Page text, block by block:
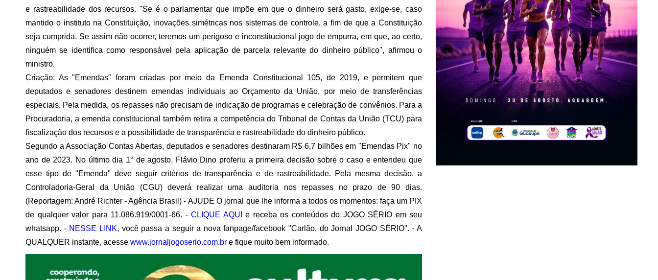
e rastreabilidade dos recursos. "Se é o parlamentar que impõe em que o dinheiro será gasto, exige-se, caso
mantido o instituto na Constituição, inovações simétricas nos sistemas de controle, a fim de que a Constituição
seja cumprida. Se assim não ocorrer, teremos um perigoso e inconstitucional jogo de empurra, em que, ao certo,
ninguém se identifica como responsável pela aplicação de parcela relevante do dinheiro público", afirmou o
ministro.
Criação: As "Emendas" foram criadas por meio da Emenda Constitucional 105, de 2019, e permitem que
deputados e senadores destinem emendas individuais ao Orçamento da União, por meio de transferências
especiais. Pela medida, os repasses não precisam de indicação de programas e celebração de convênios. Para a
Procuradoria, a emenda constitucional também retira a competência do Tribunal de Contas da União (TCU) para
fiscalização dos recursos e a possibilidade de transparência e rastreabilidade do dinheiro público.
Segundo a Associação Contas Abertas, deputados e senadores destinaram R$ 6,7 bilhões em "Emendas Pix" no
ano de 2023. No último dia 1° de agosto, Flávio Dino proferiu a primeira decisão sobre o caso e entendeu que
esse tipo de "Emenda" deve seguir critérios de transparência e de rastreabilidade. Pela mesma decisão, a
Controladoria-Geral da União (CGU) deverá realizar uma auditoria nos repasses no prazo de 90 dias.
(Reportagem: André Richter - Agência Brasil) - AJUDE O jornal que lhe informa a todos os momentos: faça um PIX
de qualquer valor para 11.086.919/0001-66. - CLIQUE AQUI
e receba os conteúdos do JOGO SÉRIO em seu
whatsapp. - NESSE LINK, você passa a seguir a nova fanpage/facebook "Carlão, do Jornal JOGO SÉRIO". - A
QUALQUER instante, acesse www.jornaljogoserio.com.br e fique muito bem informado.